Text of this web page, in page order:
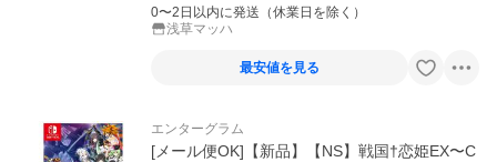
0〜2日以内に発送（休業日を除く）
浅草マッハ
最安値を見る
エンターグラム
[メール便OK]【新品】【NS】戦国†恋姫EX〜C